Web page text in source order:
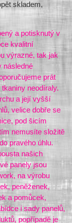
skladem,
a potisknutý v
kvalitní
výrazné, tak jak
následné
prát
neodíraly.
a její vyšší
velice dobře se
pod šicím
nemusíte složitě
pravého úhlu.
našich
panely jsou
na výrobu
peněženek,
a pomůcek,
i sady panelů,
popřípadě je